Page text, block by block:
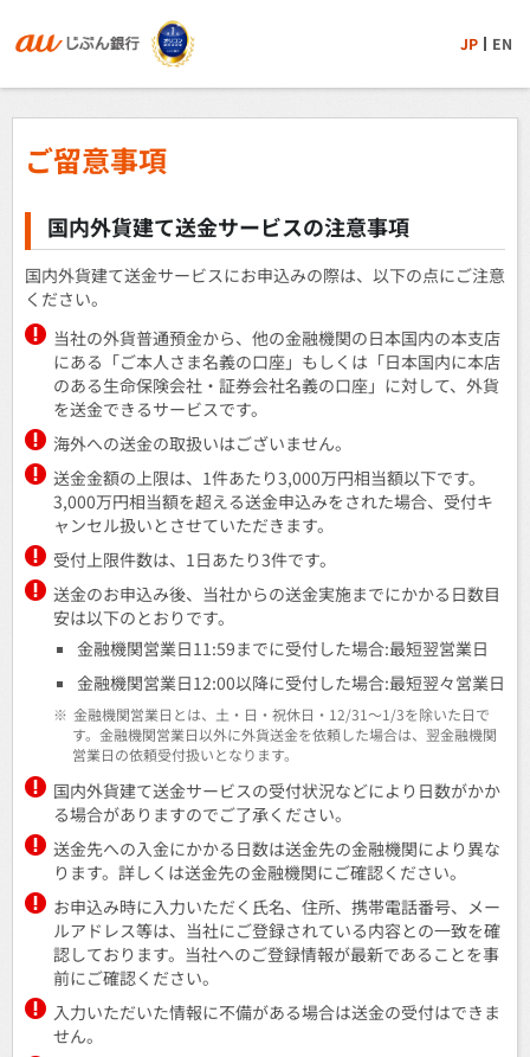
JP EN
ご留意事項
国内外貨建て送金サービスの注意事項
国内外貨建て送金サービスにお申込みの際は、以下の点にご注意
ください。
当社の外貨普通預金から、他の金融機関の日本国内の本支店
にある「ご本人さま名義の口座」もしくは「日本国内に本店
のある生命保険会社・証券会社名義の口座」に対して、外貨
を送金できるサービスです。
海外への送金の取扱いはございません。
送金金額の上限は、1件あたり3,000万円相当額以下です。
3,000万円相当額を超える送金申込みをされた場合、受付キ
ャンセル扱いとさせていただきます。
受付上限件数は、1日あたり3件です。
送金のお申込み後、当社からの送金実施までにかかる日数目
安は以下のとおりです。
金融機関営業日11:59までに受付した場合:最短翌営業日
金融機関営業日12:00以降に受付した場合:最短翌々営業日
※ 金融機関営業日とは、土・日・祝休日・12/31～1/3を除いた日で
す。金融機関営業日以外に外貨送金を依頼した場合は、翌金融機関
営業日の依頼受付扱いとなります。
国内外貨建て送金サービスの受付状況などにより日数がかか
る場合がありますのでご了承ください。
送金先への入金にかかる日数は送金先の金融機関により異な
ります。詳しくは送金先の金融機関にご確認ください。
お申込み時に入力いただく氏名、住所、携帯電話番号、メー
ルアドレス等は、当社にご登録されている内容との一致を確
認しております。当社へのご登録情報が最新であることを事
前にご確認ください。
入力いただいた情報に不備がある場合は送金の受付はできま
せん。